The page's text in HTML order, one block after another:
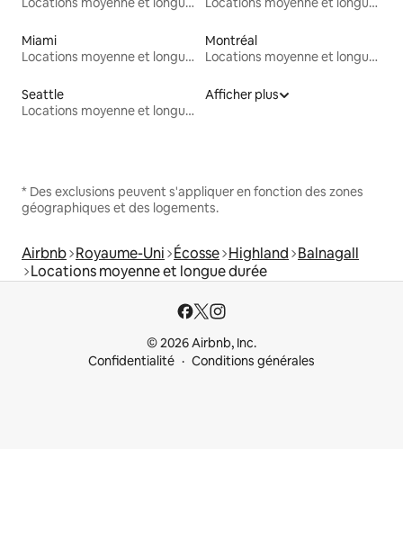
Miami
Locations moyenne et longue durée
Montréal
Locations moyenne et longue durée
Seattle
Locations moyenne et longue durée
Afficher plus
* Des exclusions peuvent s'appliquer en fonction des zones
géographiques et des logements.
Airbnb Royaume-Uni Écosse Highland Balnagall
Locations moyenne et longue durée
© 2026 Airbnb, Inc.
Confidentialité
Conditions générales